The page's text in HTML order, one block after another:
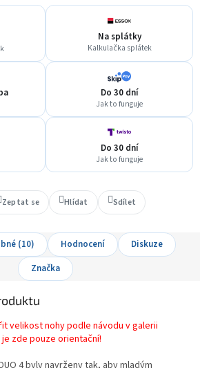
Na splátky
Kalkulačka splátek
Do 30 dní
Jak to funguje
Do 30 dní
Jak to funguje
Zeptat se Hlídat Sdílet
(10) Hodnocení
Diskuze
Značka
velikost nohy podle návodu v galerii
zde pouze orientační!